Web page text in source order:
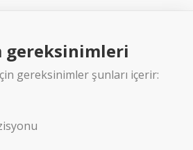
gereksinimleri
gereksinimler şunları içerir: